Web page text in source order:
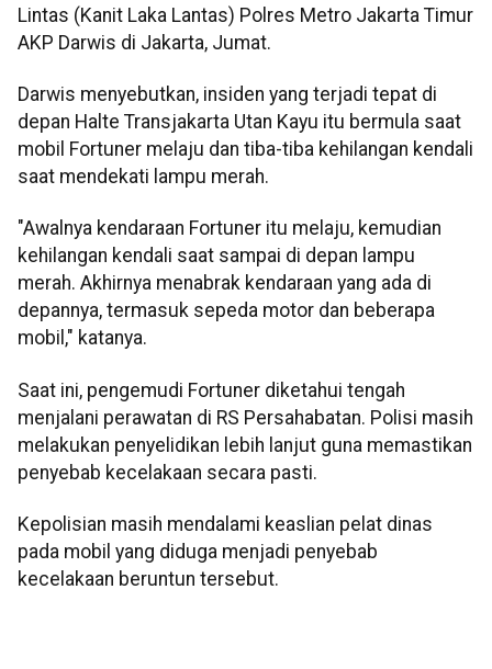
Lintas (Kanit Laka Lantas) Polres Metro Jakarta Timur
AKP Darwis di Jakarta, Jumat.
Darwis menyebutkan, insiden yang terjadi tepat di
depan Halte Transjakarta Utan Kayu itu bermula saat
mobil Fortuner melaju dan tiba-tiba kehilangan kendali
saat mendekati lampu merah.
"Awalnya kendaraan Fortuner itu melaju, kemudian
kehilangan kendali saat sampai di depan lampu
merah. Akhirnya menabrak kendaraan yang ada di
depannya, termasuk sepeda motor dan beberapa
mobil," katanya.
Saat ini, pengemudi Fortuner diketahui tengah
menjalani perawatan di RS Persahabatan. Polisi masih
melakukan penyelidikan lebih lanjut guna memastikan
penyebab kecelakaan secara pasti.
Kepolisian masih mendalami keaslian pelat dinas
pada mobil yang diduga menjadi penyebab
kecelakaan beruntun tersebut.